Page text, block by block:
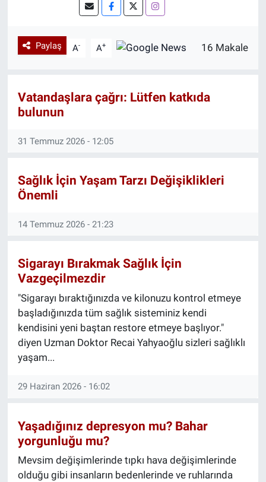
mezunudur. Yayınlanmış kitapları vardır.
videolarının paylaşıldığı bir YouTube
Paylaş A- A+ 16 Makale
Vatandaşlara çağrı: Lütfen katkıda
bulunun
31 Temmuz 2026 - 12:05
Sağlık İçin Yaşam Tarzı Değişiklikleri
Önemli
14 Temmuz 2026 - 21:23
Sigarayı Bırakmak Sağlık İçin
Vazgeçilmezdir
"Sigarayı bıraktığınızda ve kilonuzu kontrol etmeye
başladığınızda tüm sağlık sisteminiz kendi
kendisini yeni baştan restore etmeye başlıyor."
diyen Uzman Doktor Recai Yahyaoğlu sizleri sağlıklı
yaşam...
29 Haziran 2026 - 16:02
Yaşadığınız depresyon mu? Bahar
yorgunluğu mu?
Mevsim değişimlerinde tıpkı hava değişimlerinde
olduğu gibi insanların bedenlerinde ve ruhlarında
Yazarlar
Medya
Kadın
Erişim Bilgileri
Sağlık
Teknoloji